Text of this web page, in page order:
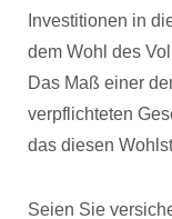
Investitionen in
dem Wohl des
Das Maß einer
verpflichteten
das diesen
Seien Sie